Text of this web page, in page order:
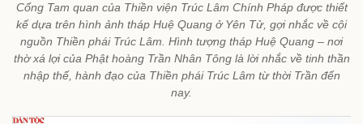
Cổng Tam quan của Thiền viện Trúc Lâm Chính Pháp được thiết
kế dựa trên hình ảnh tháp Huệ Quang ở Yên Tử, gợi nhắc về cội
nguồn Thiền phái Trúc Lâm. Hình tượng tháp Huệ Quang – nơi
thờ xá lợi của Phật hoàng Trần Nhân Tông là lời nhắc về tinh thần
nhập thế, hành đạo của Thiền phái Trúc Lâm từ thời Trần đến
nay.